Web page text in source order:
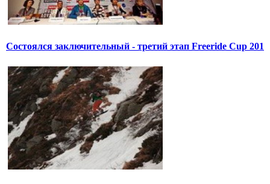
Состоялся заключительный - третий этап Freeride Cup 201